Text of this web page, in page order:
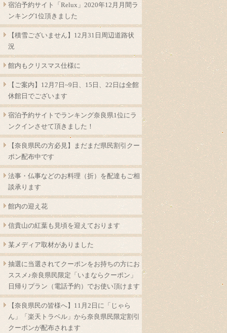
宿泊予約サイト「Relux」2020年12月月間ラ
ンキング1位頂きました
【積雪ございません】12月31日周辺道路状
況
館内もクリスマス仕様に
【ご案内】12月7日~9日、15日、22日は全館
休館日でございます
宿泊予約サイトでランキング奈良県1位にラ
ンクインさせて頂きました！
【奈良県民の方必見】まだまだ県民割引クー
ポン配布中です
法事・仏事などのお料理（折）を配達もご相
談承ります
館内の迎え花
信貴山の紅葉も見頃を迎えております
某メディア取材がありました
抽選に当選されてクーポンをお持ちの方にお
ススメ♪奈良県民限定「いまならクーポン」
日帰りプラン（電話予約）でお使い頂けます
【奈良県民の皆様へ】11月2日に「じゃら
ん」「楽天トラベル」から奈良県民限定割引
クーポンが配布されます